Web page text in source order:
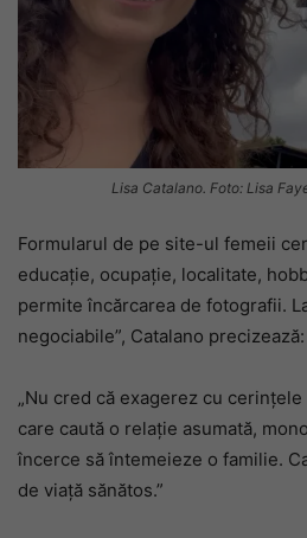
Lisa Catalano. Foto: Lisa
Formularul de pe site-ul femeii
educație, ocupație, localitate,
permite încărcarea de fotografii.
negociabile”, Catalano precizează:
„Nu cred că exagerez cu
care caută o relație asumată,
încerce să întemeieze o familie.
de viață sănătos.”